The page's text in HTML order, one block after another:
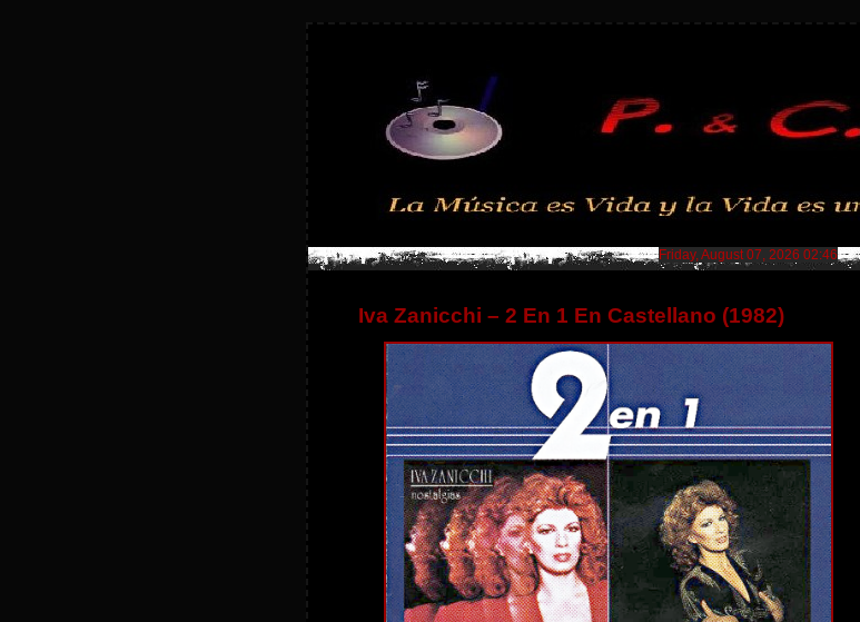
Friday, August 07, 2026 02:46
Iva Zanicchi – 2 En 1 En Castellano (1982)